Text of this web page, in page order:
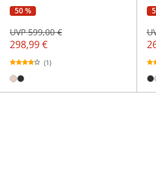
50 %
298,99 €
UVP 599,00 €
(1)